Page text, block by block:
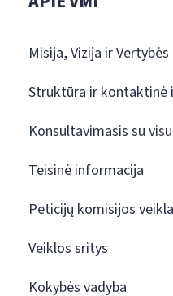
Misija, Vizija ir Vertybės
Struktūra ir kontaktinė
Konsultavimasis su
Teisinė informacija
Peticijų komisijos veikla
Veiklos sritys
Kokybės vadyba